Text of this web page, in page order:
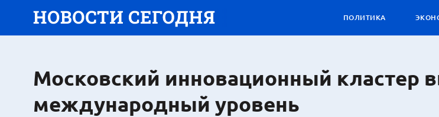
ПОЛИТИКА
Московский инновационный кластер
международный уровень